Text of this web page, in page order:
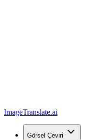
ImageTranslate.ai
Görsel Çeviri